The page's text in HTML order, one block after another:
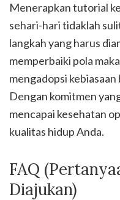
Menerapkan tutorial
sehari-hari tidaklah
langkah yang harus
memperbaiki pola
mengadopsi
Dengan komitmen
mencapai kesehatan
kualitas hidup Anda.
FAQ
Diajukan)